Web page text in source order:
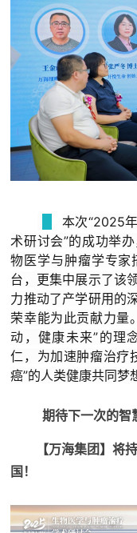
本次“2025
术研讨会”的成功举
物医学与肿瘤学专家
台，更集中展示了该
力推动了产学研用的
荣幸能为此贡献力量
动，健康未来”的理
仁，为加速肿瘤治疗
癌”的人类健康共同梦
期待下一次的智
【万海集团】将
国！